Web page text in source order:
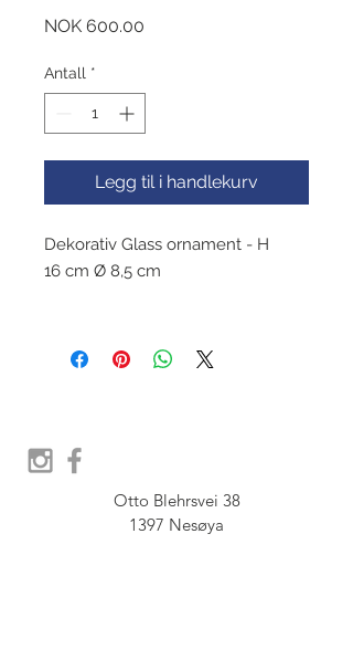
NOK 600.00
Antall *
Legg til i handlekurv
Dekorativ Glass ornament - H
16 cm Ø 8,5 cm
Otto Blehrsvei 38
1397 Nesøya